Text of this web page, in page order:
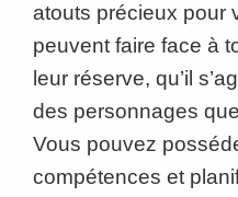
atouts précieux pour
peuvent faire face à
leur réserve, qu’il
des personnages
Vous pouvez
compétences et